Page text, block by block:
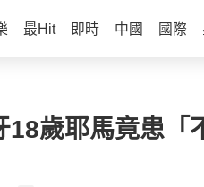
最Hit 即時 中國 國際
18歲耶馬竟患「